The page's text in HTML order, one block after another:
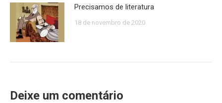
Precisamos de literatura
18 de novembro de 2020
Deixe um comentário